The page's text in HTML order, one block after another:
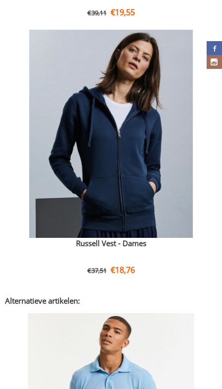
€39,11 €19,55
Russell Vest - Dames
€37,51 €18,76
Alternatieve artikelen: